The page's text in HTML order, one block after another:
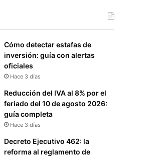
Cómo detectar estafas de
inversión: guía con alertas
oficiales
Hace 3 días
Reducción del IVA al 8% por el
feriado del 10 de agosto 2026:
guía completa
Hace 3 días
Decreto Ejecutivo 462: la
reforma al reglamento de